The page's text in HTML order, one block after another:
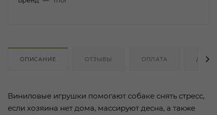
ОПИСАНИЕ ОТЗЫВЫ ОПЛАТА
Виниловые игрушки помогают собаке снять стресс,
если хозяина нет дома, массируют десна, а также